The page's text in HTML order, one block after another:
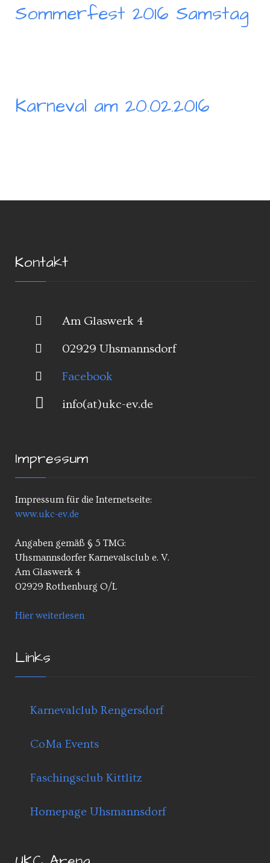
Sommerfest 2016 Samstag
Karneval am 20.02.2016
Kontakt
Am Glaswerk 4
02929 Uhsmannsdorf
Facebook
info(at)ukc-ev.de
Impressum
Impressum für die Internetseite:
www.ukc-ev.de
Angaben gemäß § 5 TMG:
Uhsmannsdorfer Karnevalsclub e. V.
Am Glaswerk 4
02929 Rothenburg O/L
Hier weiterlesen
Links
Karnevalclub Rengersdorf
CoMa Events
Faschingsclub Kittlitz
Homepage Uhsmannsdorf